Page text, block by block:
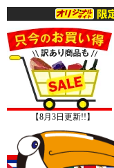
【8月3日更新!!】